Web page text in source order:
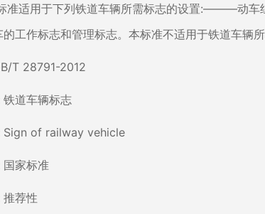
准适用于下列铁道车辆所需标志的设置:———动车
作标志和管理标志。本标准不适用于铁道车辆所
T 28791-2012
铁道车辆标志
Sign of railway vehicle
国家标准
推荐性